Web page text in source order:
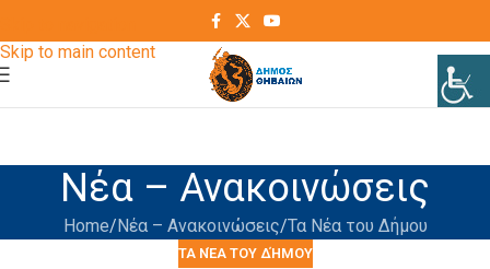
Skip to main content
Νέα – Ανακοινώσεις
Home Νέα – Ανακοινώσεις Τα Νέα του Δήμου
ΤΑ ΝΈΑ ΤΟΥ ΔΉΜΟΥ